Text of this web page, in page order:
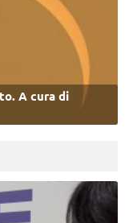
A cura di